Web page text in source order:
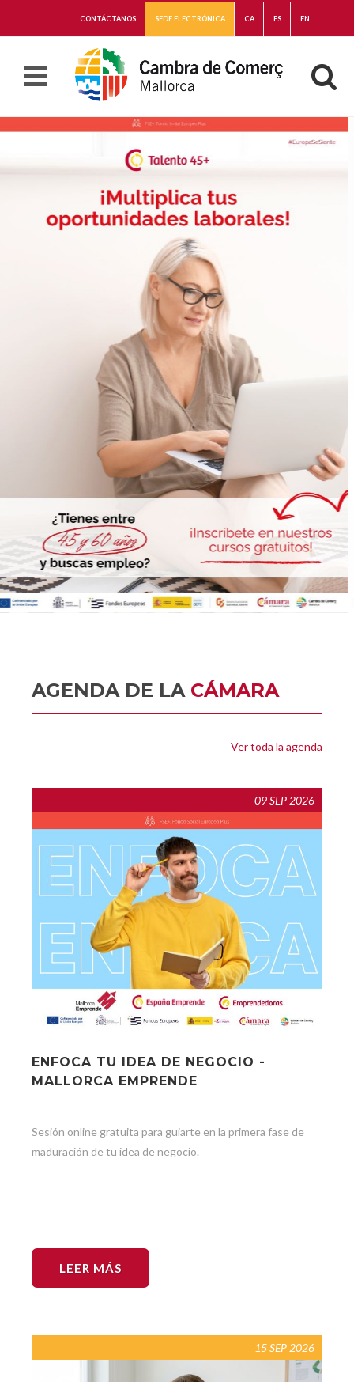
CONTÁCTANOS SEDE ELECTRÓNICA CA ES EN
AGENDA DE LA CÁMARA
Ver toda la agenda
09 SEP 2026
ENFOCA TU IDEA DE NEGOCIO -
MALLORCA EMPRENDE
Sesión online gratuita para guiarte en la primera fase de
maduración de tu idea de negocio.
LEER MÁS
15 SEP 2026